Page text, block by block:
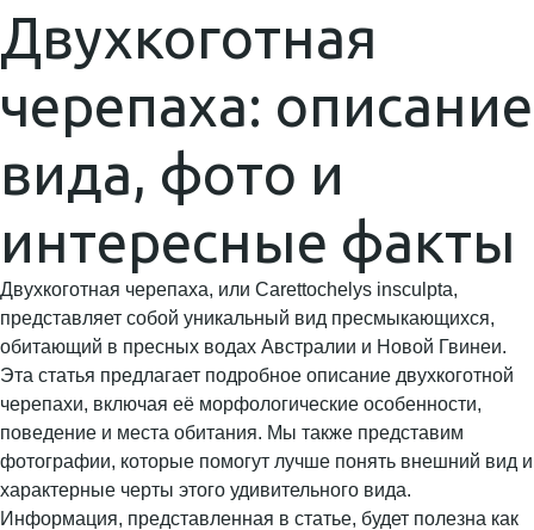
Двухкоготная
черепаха: описание
вида, фото и
интересные факты
Двухкоготная черепаха, или Carettochelys insculpta,
представляет собой уникальный вид пресмыкающихся,
обитающий в пресных водах Австралии и Новой Гвинеи.
Эта статья предлагает подробное описание двухкоготной
черепахи, включая её морфологические особенности,
поведение и места обитания. Мы также представим
фотографии, которые помогут лучше понять внешний вид и
характерные черты этого удивительного вида.
Информация, представленная в статье, будет полезна как